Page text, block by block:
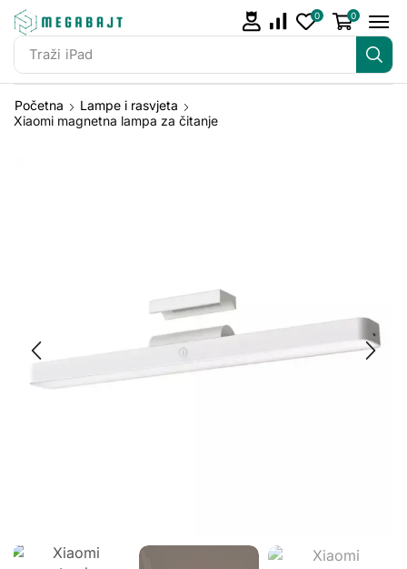
Traži iPhone 14
0 0
Početna
Lampe i rasvjeta
Xiaomi magnetna lampa za čitanje